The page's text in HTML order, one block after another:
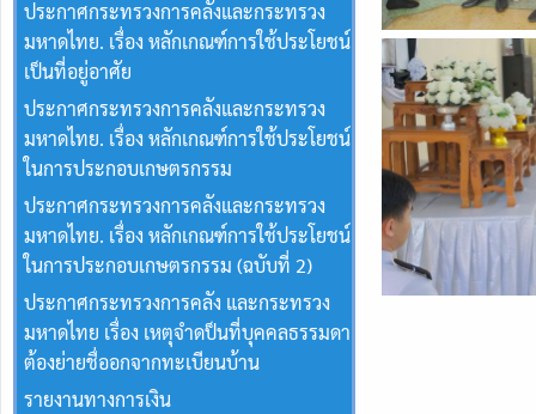
ประกาศกระทรวงการคลังและกระทรวง
มหาดไทย. เรื่อง หลักเกณฑ์การใช้ประโยชน์
เป็นที่อยู่อาศัย
ประกาศกระทรวงการคลังและกระทรวง
มหาดไทย. เรื่อง หลักเกณฑ์การใช้ประโยชน์
ในการประกอบเกษตรกรรม
ประกาศกระทรวงการคลังและกระทรวง
มหาดไทย. เรื่อง หลักเกณฑ์การใช้ประโยชน์
ในการประกอบเกษตรกรรม (ฉบับที่ 2)
ประกาศกระทรวงการคลัง และกระทรวง
มหาดไทย เรื่อง เหตุจำดป็นที่บุคคลธรรมดา
ต้องย่ายชื่ออกจากทะเบียนบ้าน
รายงานทางการเงิน